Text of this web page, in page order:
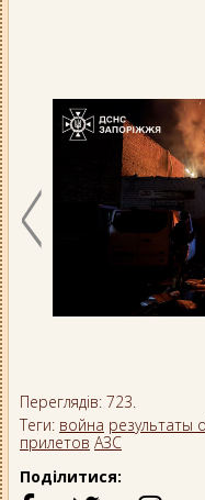
Переглядів: 723.
Теги: война результаты
прилетов АЗС
Поділитися: